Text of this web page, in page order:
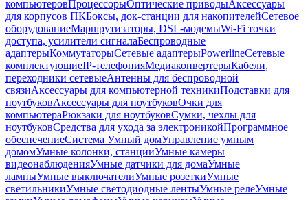
компьютеровПроцессорыОптические приводыАксессуары
для корпусов ПКБоксы, док-станции для накопителейСетевое
оборудованиеМаршрутизаторы, DSL-модемыWi-Fi точки
доступа, усилители сигналаБеспроводные
адаптерыКоммутаторыСетевые адаптерыPowerlineСетевые
комплектующиеIP-телефонияМедиаконвертерыКабели,
переходники сетевыеАнтенны для беспроводной
связиАксессуары для компьютерной техникиПодставки для
ноутбуковАксессуары для ноутбуковОчки для
компьютераРюкзаки для ноутбуковСумки, чехлы для
ноутбуковСредства для ухода за электроникойПрограммное
обеспечениеСистема Умный домУправление умным
домомУмные колонки, станцииУмные камеры
видеонаблюденияУмные датчики для домаУмные
лампыУмные выключателиУмные розеткиУмные
светильникиУмные светодиодные лентыУмные релеУмные